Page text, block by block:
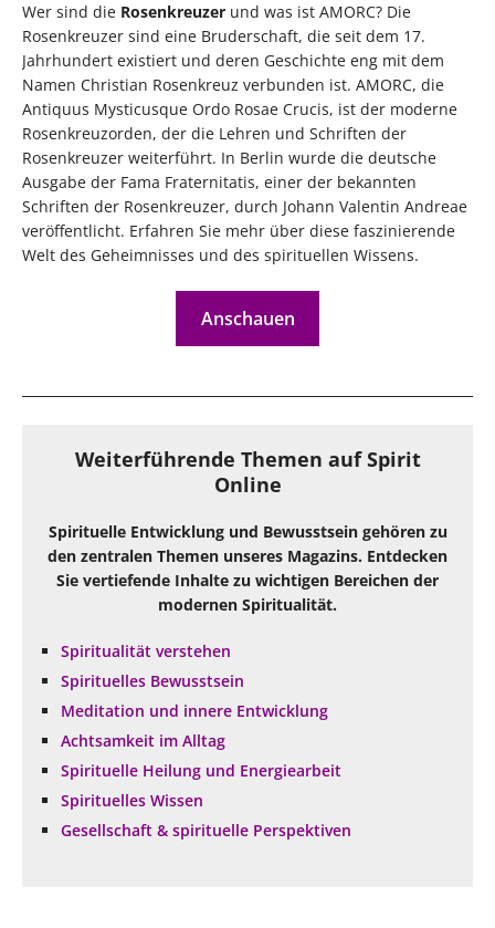
Wer sind die Rosenkreuzer und was ist AMORC? Die
Rosenkreuzer sind eine Bruderschaft, die seit dem 17.
Jahrhundert existiert und deren Geschichte eng mit dem
Namen Christian Rosenkreuz verbunden ist. AMORC, die
Antiquus Mysticusque Ordo Rosae Crucis, ist der moderne
Rosenkreuzorden, der die Lehren und Schriften der
Rosenkreuzer weiterführt. In Berlin wurde die deutsche
Ausgabe der Fama Fraternitatis, einer der bekannten
Schriften der Rosenkreuzer, durch Johann Valentin Andreae
veröffentlicht. Erfahren Sie mehr über diese faszinierende
Welt des Geheimnisses und des spirituellen Wissens.
Anschauen
Weiterführende Themen auf Spirit
Online
Spirituelle Entwicklung und Bewusstsein gehören zu
den zentralen Themen unseres Magazins. Entdecken
Sie vertiefende Inhalte zu wichtigen Bereichen der
modernen Spiritualität.
Spiritualität verstehen
Spirituelles Bewusstsein
Meditation und innere Entwicklung
Achtsamkeit im Alltag
Spirituelle Heilung und Energiearbeit
Spirituelles Wissen
Gesellschaft & spirituelle Perspektiven